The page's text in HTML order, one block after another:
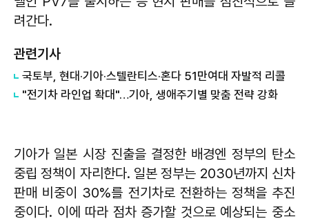
려간다.
관련기사
국토부, 현대·기아·스텔란티스·혼다 51만여대 자발적 리콜
"전기차 라인업 확대"…기아, 생애주기별 맞춤 전략 강화
기아가 일본 시장 진출을 결정한 배경엔 정부의 탄소
중립 정책이 자리한다. 일본 정부는 2030년까지 신차
판매 비중이 30%를 전기차로 전환하는 정책을 추진
중이다. 이에 따라 점차 증가할 것으로 예상되는 중소